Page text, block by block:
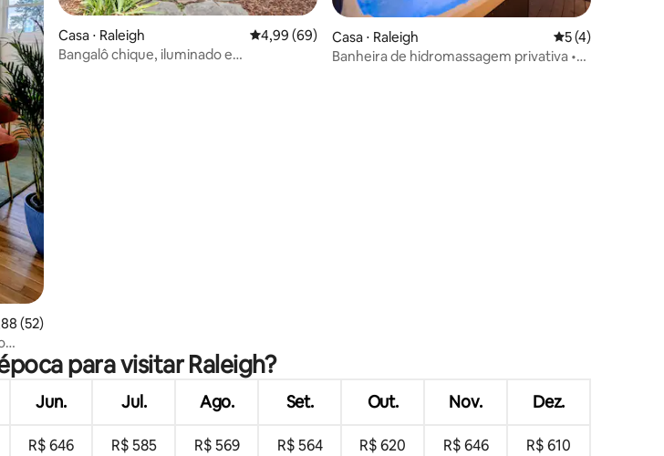
de uma avaliação média de 5, 52 avaliações
(52)
Casa ⋅ Raleigh 4,99 de uma avaliação média de 5, 69 avaliações
4,99 (69)
Bangalô chique, iluminado e
Casa ⋅ Raleigh 5 de uma
5 (4)
Banheira de hidromassagem privativa •
para visitar Raleigh?
Jun. Jul. Ago. Set. Out. Nov. Dez.
R$ 646 R$ 585 R$ 569 R$ 564 R$ 620 R$ 646 R$ 610